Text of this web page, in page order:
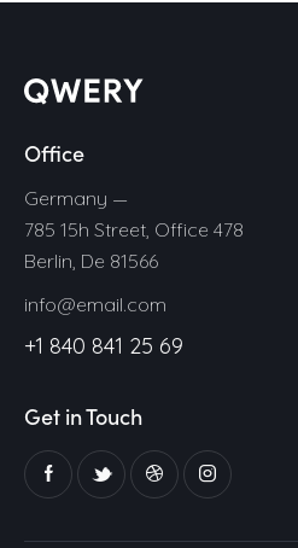
Office
Germany —
785 15h Street, Office 478
Berlin, De 81566
info@email.com
+1 840 841 25 69
Get in Touch